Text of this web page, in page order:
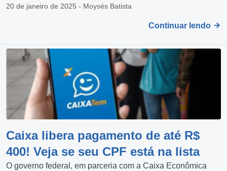
20 de janeiro de 2025 - Moysés Batista
Continuar lendo
Caixa libera pagamento de até R$
400! Veja se seu CPF está na lista
O governo federal, em parceria com a Caixa Econômica